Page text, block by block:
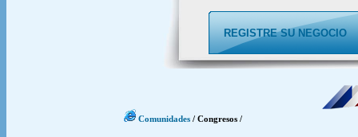
REGISTRE SU NEGOCIO
Comunidades / Congresos /